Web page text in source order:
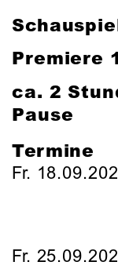
Premiere
ca. 2
Pause
Termine
Fr.
Fr.